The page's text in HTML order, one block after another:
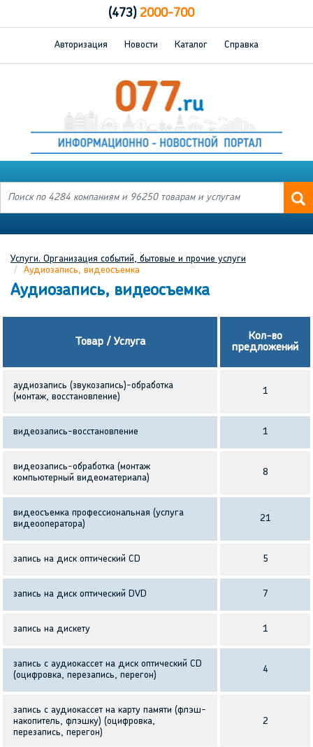
(473)2000-700
Авторизация Новости Каталог Справка
Услуги. Организация событий, бытовые и прочие услуги
Аудиозапись, видеосъемка
Аудиозапись, видеосъемка
Товар / Услуга
Кол-во
предложений
аудиозапись (звукозапись)-обработка
(монтаж, восстановление)
1
видеозапись-восстановление 1
видеозапись-обработка (монтаж
компьютерный видеоматериала)
8
видеосъемка профессиональная (услуга
видеооператора)
21
запись на диск оптический CD 5
запись на диск оптический DVD 7
запись на дискету 1
запись с аудиокассет на диск оптический CD
(оцифровка, перезапись, перегон)
4
запись с аудиокассет на карту памяти (флэш-
накопитель, флэшку) (оцифровка,
перезапись, перегон)
2